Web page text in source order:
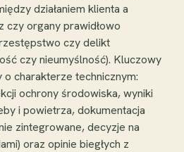
działaniem klienta a
czy organy prawidłowo
czy delikt
czy nieumyślność). Kluczowy
charakterze technicznym:
ochrony środowiska, wyniki
i powietrza, dokumentacja
zintegrowane, decyzje na
oraz opinie biegłych z